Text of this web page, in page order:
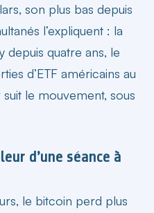
son plus bas depuis
l’expliquent : la
depuis quatre ans, le
d’ETF américains au
suit le mouvement, sous
d’une séance à
le bitcoin perd plus